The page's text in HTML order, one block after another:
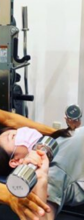
HOME
ABOUT
TRAINER
MENU&PRICE